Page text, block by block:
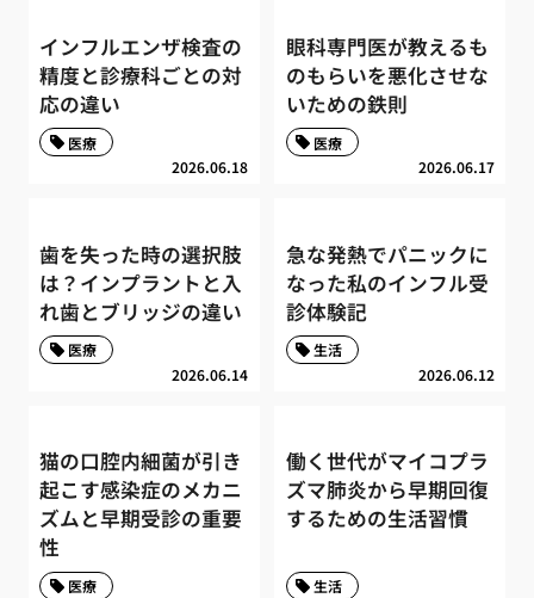
インフルエンザ検査の
精度と診療科ごとの対
応の違い
2026.06.18
医療
眼科専門医が教えるも
のもらいを悪化させな
いための鉄則
2026.06.17
医療
歯を失った時の選択肢
は？インプラントと入
れ歯とブリッジの違い
2026.06.14
医療
急な発熱でパニックに
なった私のインフル受
診体験記
2026.06.12
生活
猫の口腔内細菌が引き
起こす感染症のメカニ
ズムと早期受診の重要
性
医療
働く世代がマイコプラ
ズマ肺炎から早期回復
するための生活習慣
生活